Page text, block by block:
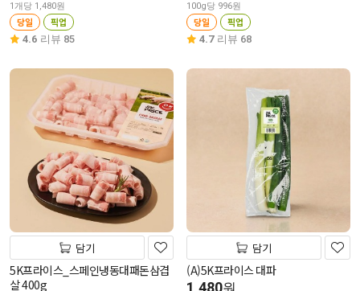
1개당 1,480원
당일 픽업
4.6 리뷰 85
100g당 996원
당일 픽업
4.7 리뷰 68
담기
5K프라이스_스페인냉동대패돈삼겹
살 400g
담기
(A)5K프라이스 대파
1,480원